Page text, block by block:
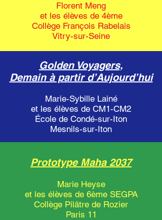
Florent Meng
et les élèves de 4ème
Collège François Rabelais
Vitry-sur-Seine
Golden Voyagers,
Demain à partir d’Aujourd’hui
Marie-Sybille Lainé
et les élèves de CM1-CM2
École de Condé-sur-Iton
Mesnils-sur-Iton
Prototype Maha 2037
Marie Heyse
et les élèves de 6ème SEGPA
Collège Pilâtre de Rozier
Paris 11